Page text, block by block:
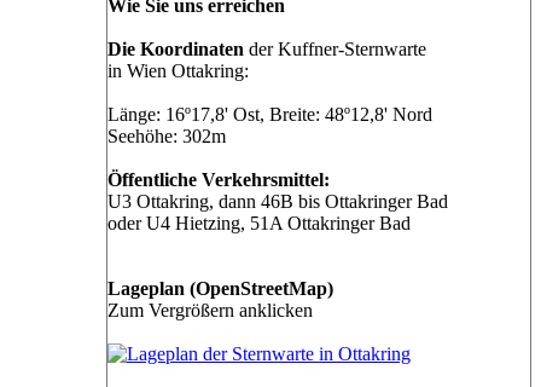
Wie Sie uns erreichen
Die Koordinaten der Kuffner-Sternwarte
in Wien Ottakring:
Länge: 16º17,8' Ost, Breite: 48º12,8' Nord
Seehöhe: 302m
Öffentliche Verkehrsmittel:
U3 Ottakring, dann 46B bis Ottakringer Bad
oder U4 Hietzing, 51A Ottakringer Bad
Lageplan (OpenStreetMap)
Zum Vergrößern anklicken